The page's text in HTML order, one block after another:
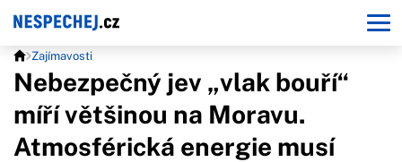
Zajímavosti
Nebezpečný jev „vlak bouří“
míří většinou na Moravu.
Atmosférická energie musí